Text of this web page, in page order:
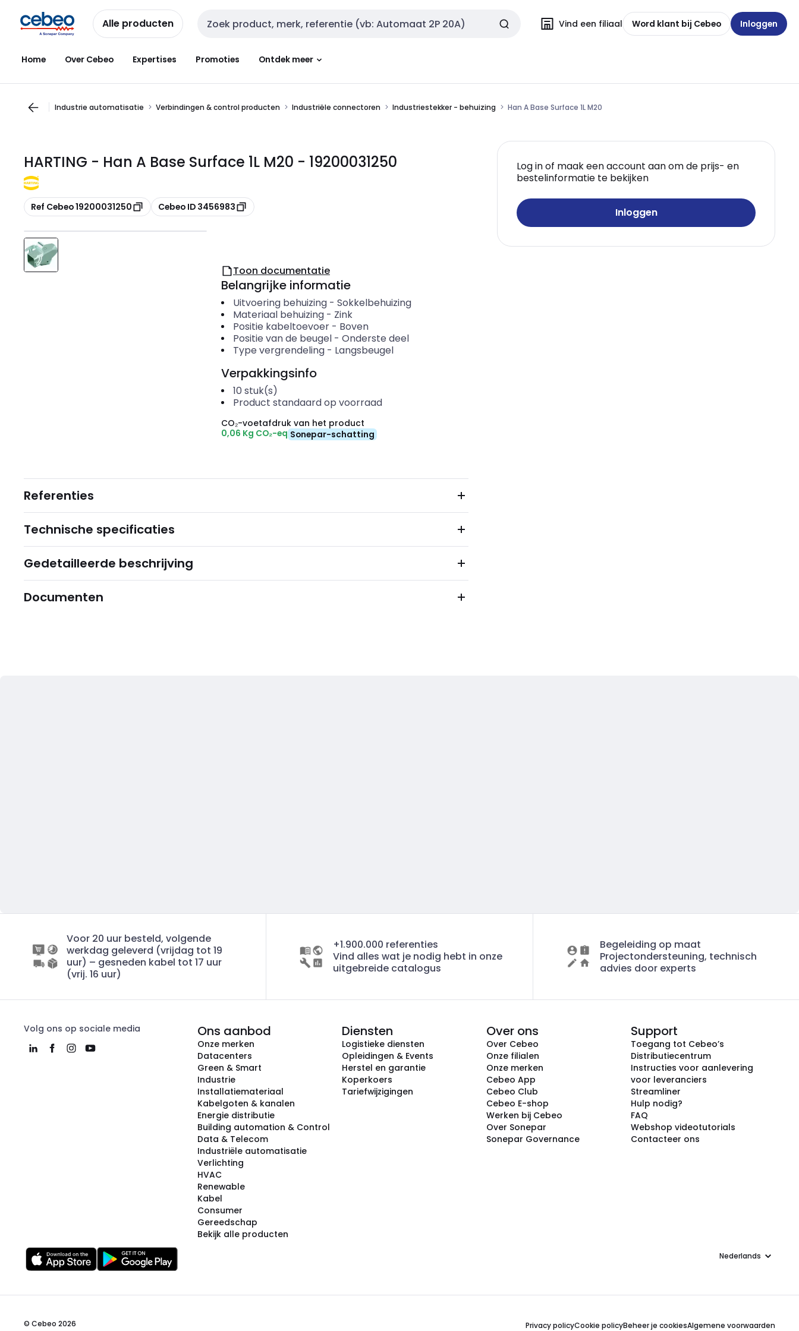
naar
navigatie
naar
inhoud
Alle producten Zoekveld invoer Vind een filiaal Word klant bij Cebeo Inloggen
Home Over Cebeo Expertises Promoties Ontdek meer
Industrie automatisatie Verbindingen & control producten Industriële connectoren Industriestekker - behuizing Han A Base Surface 1L M20
HARTING - Han A Base Surface 1L M20 - 19200031250
Kopiëren
Ref Cebeo 19200031250 Kopiëren
Cebeo ID 3456983
Log in of maak een account aan om de prijs- en
bestelinformatie te bekijken
Inloggen
Toon documentatie
Belangrijke informatie
Uitvoering behuizing- Sokkelbehuizing
Materiaal behuizing- Zink
Positie kabeltoevoer- Boven
Positie van de beugel- Onderste deel
Type vergrendeling- Langsbeugel
Verpakkingsinfo
10 stuk(s)
Product standaard op voorraad
CO₂-voetafdruk van het product
0,06 Kg CO₂-eq Sonepar-schatting
Referenties
Technische specificaties
Gedetailleerde beschrijving
Documenten
Voor 20 uur besteld, volgende
werkdag geleverd (vrijdag tot 19
uur) – gesneden kabel tot 17 uur
(vrij. 16 uur)
+1.900.000 referenties
Vind alles wat je nodig hebt in onze
uitgebreide catalogus
Begeleiding op maat
Projectondersteuning, technisch
advies door experts
Volg ons op sociale media Ons aanbod
Onze merken
Datacenters
Green & Smart
Industrie
Installatiemateriaal
Kabelgoten & kanalen
Energie distributie
Building automation & Control
Data & Telecom
Industriële automatisatie
Verlichting
HVAC
Renewable
Kabel
Consumer
Gereedschap
Bekijk alle producten
Diensten
Logistieke diensten
Opleidingen & Events
Herstel en garantie
Koperkoers
Tariefwijzigingen
Over ons
Over Cebeo
Onze filialen
Onze merken
Cebeo App
Cebeo Club
Cebeo E-shop
Werken bij Cebeo
Over Sonepar
Sonepar Governance
Support
Toegang tot Cebeo’s
Distributiecentrum
Instructies voor aanlevering
voor leveranciers
Streamliner
Hulp nodig?
FAQ
Webshop videotutorials
Contacteer ons
Taal
© Cebeo 2026 Privacy policyCookie policyBeheer je cookiesAlgemene voorwaarden